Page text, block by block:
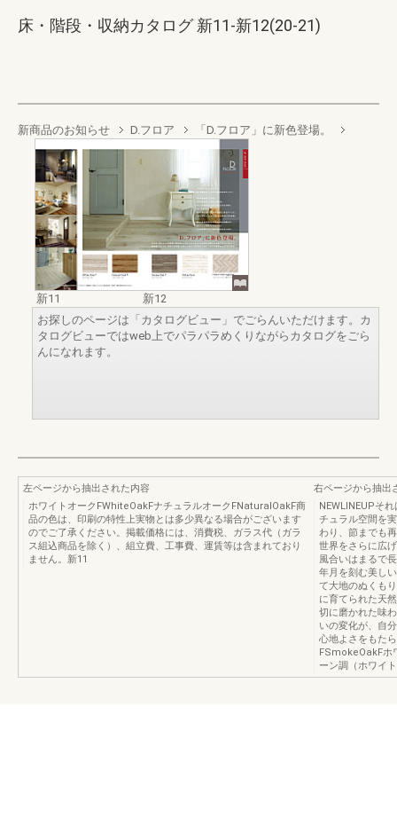
床・階段・収納カタログ 新11-新12(20-21)
新商品のお知らせ D.フロア 「D.フロア」に新色登場。
新11
新12
お探しのページは「カタログビュー」でごらんいただけます。カ
タログビューではweb上でパラパラめくりながらカタログをごら
んになれます。
左ページから抽出された内容
ホワイトオークFWhiteOakFナチュラルオークFNaturalOakF商
品の色は、印刷の特性上実物とは多少異なる場合がございます
のでご了承ください。掲載価格には、消費税、ガラス代（ガラ
ス組込商品を除く）、組立費、工事費、運賃等は含まれており
ません。新11
右ページから抽出
NEWLINEUPそ
チュラル空間を
わり、節までも
世界をさらに広
風合いはまるで
年月を刻む美し
て大地のぬくも
に育てられた天
切に磨かれた味
いの変化が、自
心地よさをもた
FSmokeOakFホ
ーン調（ホワイ